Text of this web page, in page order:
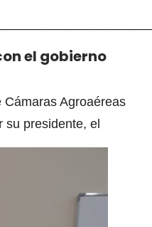
el gobierno
Cámaras Agroaéreas
su presidente, el